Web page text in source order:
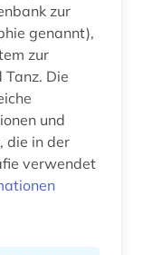
zur
genannt),
zur
Die
und
die in der
verwendet